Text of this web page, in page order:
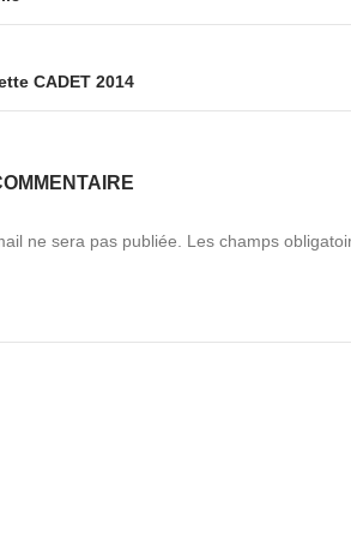
CADET 2014
ne sera pas publiée.
Les champs